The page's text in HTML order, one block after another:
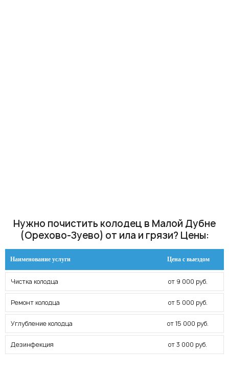
Нужно почистить колодец в Малой Дубне
(Орехово-Зуево) от ила и грязи? Цены:
Наименование услуги Цена с выездом
Чистка колодца от 9 000 руб.
Ремонт колодца от 5 000 руб.
Углубление колодца от 15 000 руб.
Дезинфекция от 3 000 руб.